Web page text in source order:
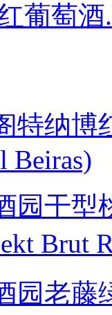
葡萄酒
特纳博
Beiras)
园干型
Brut
园老藤